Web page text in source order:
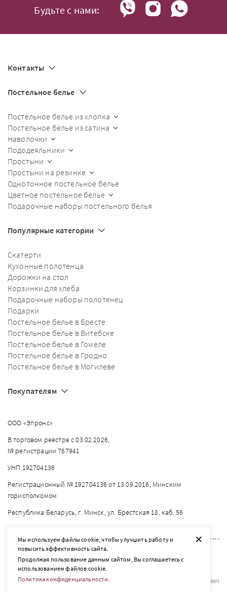
+
Мы используем файлы cookie, чтобы улучшить работу и
повысить эффективность сайта.
Продолжая пользование данным сайтом, Вы соглашаетесь с
использованием файлов cookie.
Политика конфиденциальности.
Будьте с нами:
Контакты
Постельное белье
Постельное белье из хлопка
Постельное белье из сатина
Наволочки
Пододеяльники
Простыни
Простыни на резинке
Однотонное постельное белье
Цветное постельное белье
Подарочные наборы постельного белья
Популярные категории
Скатерти
Кухонные полотенца
Дорожки на стол
Корзинки для хлеба
Подарочные наборы полотенец
Подарки
Постельное белье в Бресте
Постельное белье в Витебске
Постельное белье в Гомеле
Постельное белье в Гродно
Постельное белье в Могилеве
Покупателям
ООО «Эпронс»
В торговом реестре с 03.02.2026,
№ регистрации 767941
УНП 192704136
Регистрационный № 192704136 от 13.09.2016, Минским
горисполкомом
Республика Беларусь, г. Минск, ул. Брестская 18, каб. 56
2026 © listelle.by
Разработка сайта — SLAM